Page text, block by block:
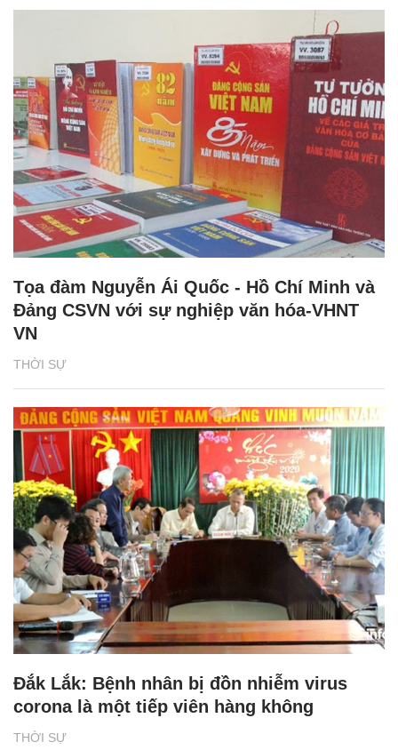
THỜI SỰ
Tọa đàm Nguyễn Ái Quốc - Hồ Chí Minh và
Đảng CSVN với sự nghiệp văn hóa-VHNT
VN
THỜI SỰ
Đắk Lắk: Bệnh nhân bị đồn nhiễm virus
corona là một tiếp viên hàng không